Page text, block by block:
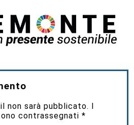
non sarà pubblicato. I
contrassegnati*